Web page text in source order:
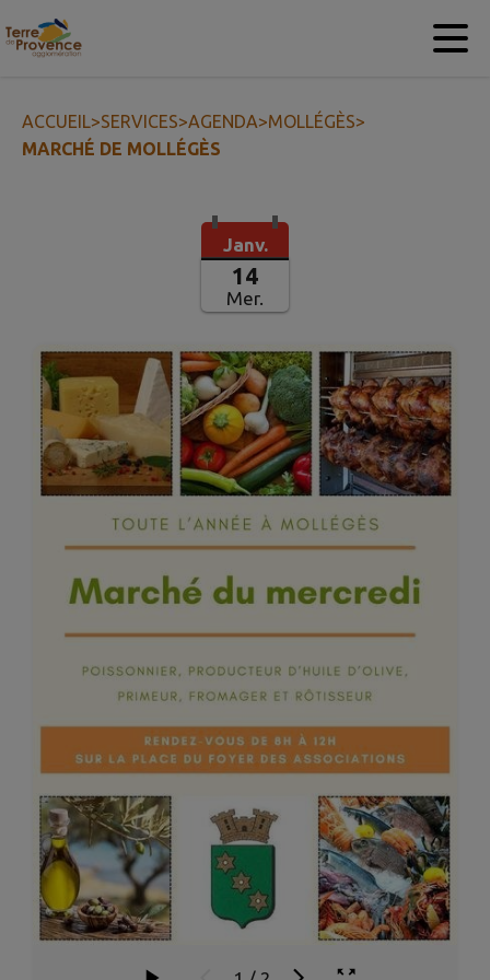
Contenu
ACCUEIL>SERVICES>AGENDA>MOLLÉGÈS>
MARCHÉ DE MOLLÉGÈS
Janv.
14
Mer.